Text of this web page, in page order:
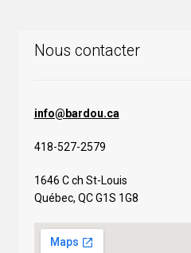
Nous contacter
info@bardou.ca
418-527-2579
1646 C ch St-Louis
Québec, QC G1S 1G8